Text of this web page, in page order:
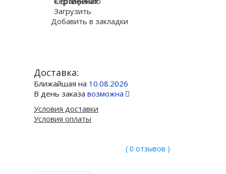
Добавить в закладки
Загрузить
Доставка:
Ближайшая на 10.08.2026
В день заказавозможна
Условия доставки
Условия оплаты
( 0 отзывов )